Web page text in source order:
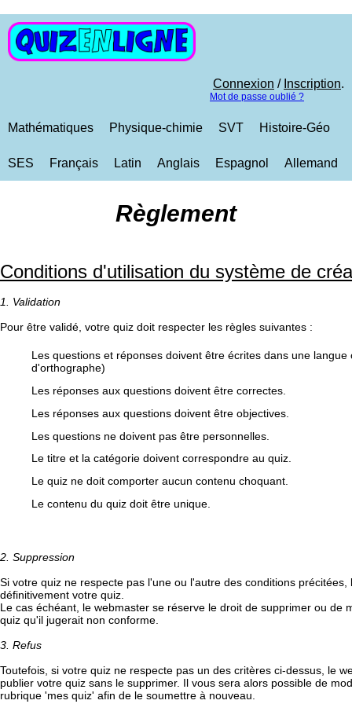
Connexion / Inscription.
Mot de passe oublié ?
Mathématiques Physique-chimie SVT Histoire-Géo
SES Français Latin Anglais Espagnol Allemand
Règlement
Conditions d'utilisation du système de
1. Validation
Pour être validé, votre quiz doit respecter les règles suivantes :
Les questions et réponses doivent être écrites dans une
d'orthographe)
Les réponses aux questions doivent être correctes.
Les réponses aux questions doivent être objectives.
Les questions ne doivent pas être personnelles.
Le titre et la catégorie doivent correspondre au quiz.
Le quiz ne doit comporter aucun contenu choquant.
Le contenu du quiz doit être unique.
2. Suppression
Si votre quiz ne respecte pas l'une ou l'autre des conditions
définitivement votre quiz.
Le cas échéant, le webmaster se réserve le droit de supprimer ou de
quiz qu'il jugerait non conforme.
3. Refus
Toutefois, si votre quiz ne respecte pas un des critères ci-dessus, le
publier votre quiz sans le supprimer. Il vous sera alors possible de
rubrique 'mes quiz' afin de le soumettre à nouveau.